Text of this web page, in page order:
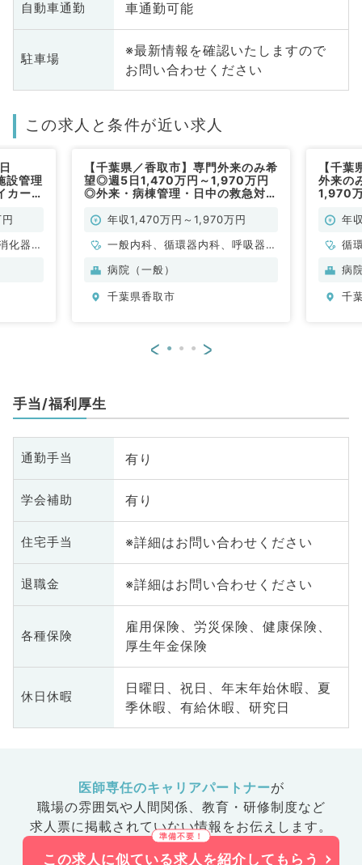
自動車通勤 車通勤可能
駐車場
※最新情報を確認いたしますので
お問い合わせください
この求人と条件が近い求人
管理
カー通
化器内
【千葉県／香取市】専門外来のみ希
望◎週5日1,470万円～1,970万円
◎外来・病棟管理・日中の救急対応
常勤）年収1,470万円～1,970万円
一般内科、循環器内科、呼吸器内
科、消化器内科
病院（一般）
千葉県香取市
【千
外来の
1,970
仕事年
循
病
千
< >
手当/福利厚生
通勤手当 有り
学会補助 有り
住宅手当 ※詳細はお問い合わせください
退職金 ※詳細はお問い合わせください
各種保険
雇用保険、労災保険、健康保険、
厚生年金保険
休日休暇
日曜日、祝日、年末年始休暇、夏
季休暇、有給休暇、研究日
医師専任のキャリアパートナーが
職場の雰囲気や人間関係、 教育・研修制度など
求人票に掲載されていない情報をお伝えします。
この求人に似ている求人を紹介してもらう